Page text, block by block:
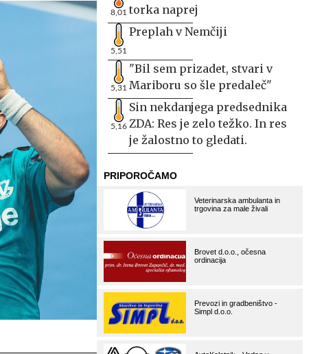
8,01 torka naprej
5,51
Preplah v Nemčiji
5,31
"Bil sem prizadet, stvari v
Mariboru so šle predaleč"
5,16
Sin nekdanjega predsednika
ZDA: Res je zelo težko. In res
je žalostno to gledati.